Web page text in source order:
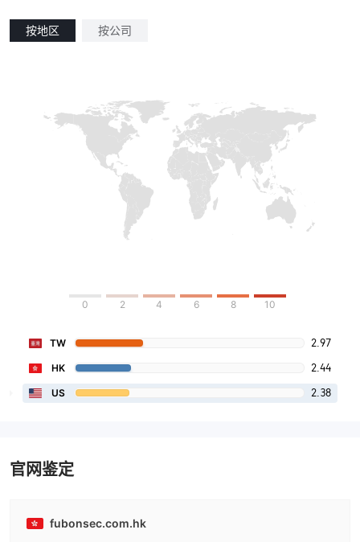
按地区 按公司
0 2 4 6 8 10
TW 2.97
HK 2.44
US 2.38
官网鉴定
fubonsec.com.hk